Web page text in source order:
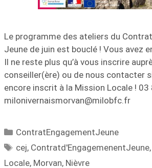
Le programme des ateliers du
Jeune de juin est bouclé ! Vous avez
Il ne reste plus qu’à vous inscrire
conseiller(ère) ou de nous contacter
encore inscrit à la Mission Locale !
milonivernaismorvan@milobfc.fr
ContratEngagementJeune
cej, Contratd'EngagemenentJeune,
Locale, Morvan, Nièvre